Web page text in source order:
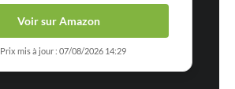
Voir sur Amazon
Prix mis à jour : 07/08/2026 14:29